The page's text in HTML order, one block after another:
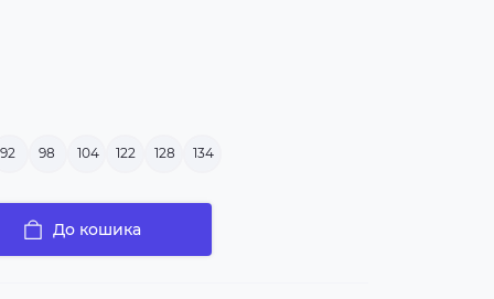
92 98 104 122 128 134
До кошика